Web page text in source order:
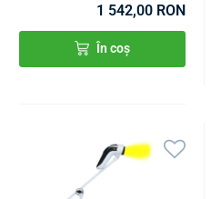
1 542,00 RON
În coș